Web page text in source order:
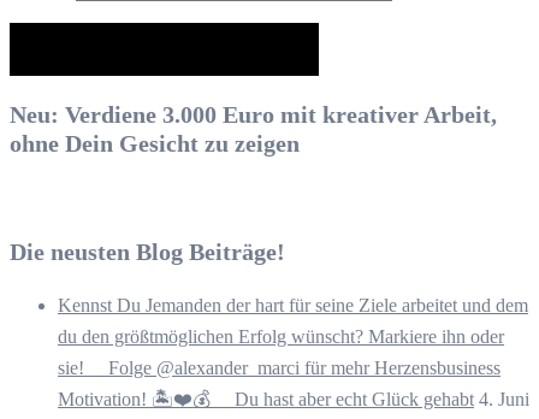
Neu: Verdiene 3.000 Euro mit kreativer Arbeit,
ohne Dein Gesicht zu zeigen
Die neusten Blog Beiträge!
Kennst Du Jemanden der hart für seine Ziele arbeitet und dem
du den größtmöglichen Erfolg wünscht? Markiere ihn oder
sie! ⠀ Folge @alexander_marci für mehr Herzensbusiness
Motivation! 🏝️❤️💰 ⠀ Du hast aber echt Glück gehabt 4. Juni